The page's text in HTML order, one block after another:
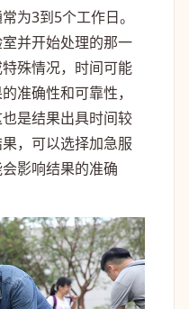
为3到5个工作日。
并开始处理的那一
殊情况，时间可能
准确性和可靠性，
是结果出具时间较
，可以选择加急服
影响结果的准确